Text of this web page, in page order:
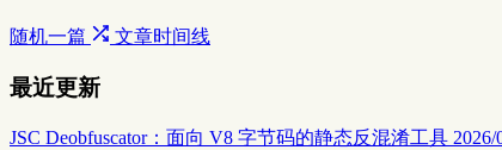
随机一篇 文章时间线
最近更新
JSC Deobfuscator：面向 V8 字节码的静态反混淆工具 2026/